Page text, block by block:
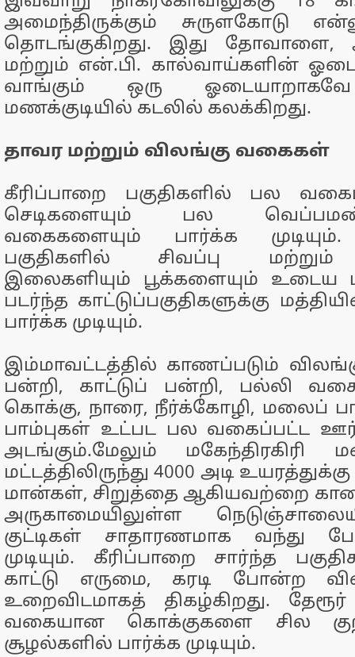
அமைந்திருக்கும் சுருளகோடு
தொடங்குகிறது. இது
மற்றும் என்.பி. கால்வாய்களின்
வாங்கும் ஒரு ஓடையாறாகவே
மணக்குடியில் கடலில் கலக்கிறது.
தாவர மற்றும் விலங்கு வகைகள்
கீரிப்பாறை பகுதிகளில் பல
செடிகளையும் பல
வகைகளையும் பார்க்க முடியும்.
பகுதிகளில் சிவப்பு
இலைகளியும் பூக்களையும் உடைய
படர்ந்த காட்டுப்பகுதிகளுக்கு
பார்க்க முடியும்.
இம்மாவட்டத்தில் காணப்படும்
பன்றி, காட்டுப் பன்றி, பல்லி
கொக்கு, நாரை, நீர்க்கோழி, மலைப்
பாம்புகள் உட்பட பல வகைப்பட்ட
அடங்கும்.மேலும் மகேந்திரகிரி
மட்டத்திலிருந்து 4000 அடி
மான்கள், சிறுத்தை ஆகியவற்றை காண
அருகாமையிலுள்ள
குட்டிகள் சாதாரணமாக வந்து
முடியும். கீரிப்பாறை சார்ந்த
காட்டு எருமை, கரடி போன்ற
உறைவிடமாகத் திகழ்கிறது.
வகையான கொக்குகளை சில
சூழல்களில் பார்க்க முடியும்.